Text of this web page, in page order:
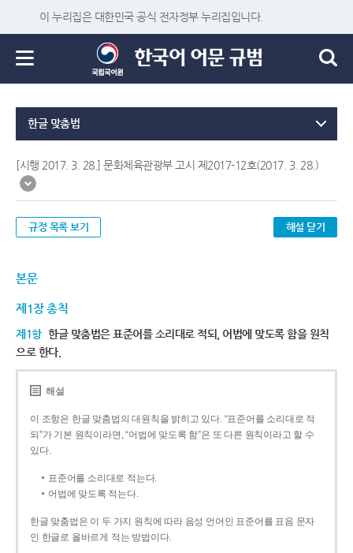
이 누리집은 대한민국 공식 전자정부 누리집입니다.
한글 맞춤법
[시행 2017. 3. 28.] 문화체육관광부 고시 제2017-12호(2017. 3. 28.)
규정 목록 보기 해설 닫기
본문
제1장 총칙
제1항 한글 맞춤법은 표준어를 소리대로 적되, 어법에 맞도록 함을 원칙
으로 한다.
해설
이 조항은 한글 맞춤법의 대원칙을 밝히고 있다. “표준어를 소리대로 적
되”가 기본 원칙이라면, “어법에 맞도록 함”은 또 다른 원칙이라고 할 수
있다.
표준어를 소리대로 적는다.
어법에 맞도록 적는다.
한글 맞춤법은 이 두 가지 원칙에 따라 음성 언어인 표준어를 표음 문자
인 한글로 올바르게 적는 방법이다.